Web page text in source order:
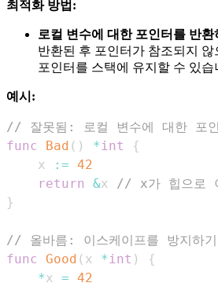
최적화 방법:
로컬 변수에 대한 포인터를 반
반환된 후 포인터가 참조되지
포인터를 스택에 유지할 수 있습
예시:
// 잘못됨: 로컬 변수에 대한 포인
func
Bad ( ) * int
{
    x
:= 42
return
&x
// x가 힙으로
}
// 올바름: 이스케이프를 방지하
func Good ( x * int )
{
*x = 42